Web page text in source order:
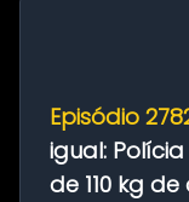
Episódio
igual:
de 110 kg